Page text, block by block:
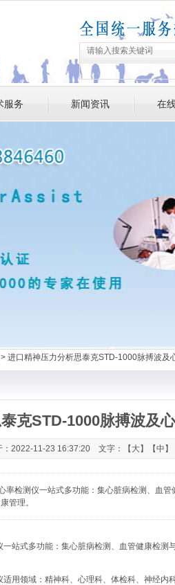
服务 新闻资讯 在
> 进口精神压力分析思泰克STD-1000脉搏波及
克STD-1000脉搏波及
2022-11-23 16:37:20 文字：【 大】【中 】
率检测仪一站式多功能：集心脏病检测、血
管理。
站式多功能：集心脏病检测、血管健康检测
用领域：精神科、心理科、体检科、神经内